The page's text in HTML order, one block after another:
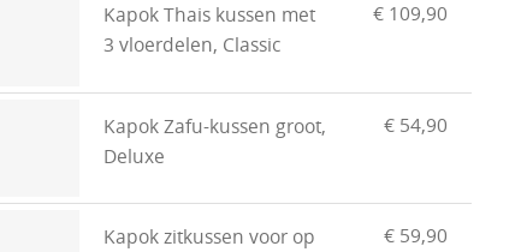
Kapok Thais kussen met
3 vloerdelen, Classic
€ 109,90
Kapok Zafu-kussen groot,
Deluxe
€ 54,90
Kapok zitkussen voor op
€ 59,90